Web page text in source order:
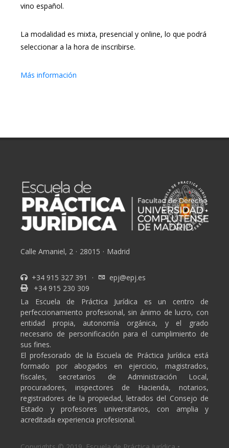
vino español.
La modalidad es mixta, presencial y online, lo que podrá
seleccionar a la hora de inscribirse.
Más información
Calle Amaniel, 2 · 28015 · Madrid
+34 915 327 391 ·
epj@epj.es
+34 915 230 309
La Escuela de Práctica Jurídica es un centro de
perfeccionamiento profesional, sin ánimo de lucro, con
entidad propia, autonomía orgánica, y el grado
necesario de personificación para el cumplimiento de
sus fines.
El profesorado de la Escuela de Práctica Jurídica está
formado por abogados en ejercicio, magistrados,
fiscales, secretarios de Administración Local,
procuradores, inspectores de Hacienda, notarios,
registradores de la propiedad, letrados del Consejo de
Estado y profesores universitarios, con amplia y
acreditada experiencia profesional.